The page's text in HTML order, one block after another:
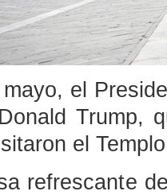
el
Trump,
el
refrescante